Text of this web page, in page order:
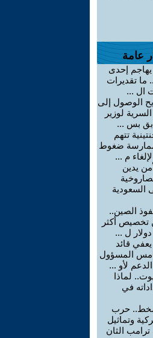
عامة
يهاجم إحدى
ما تقديرات
ال ...
الوصول إلى
لوزير
بس ...
تتهم
ضغوط
م ...
يدين
السعودية
الصين..
تخصيص أكثر
ل ...
يعفي قائد
المسؤول
لأو ...
لماذا
في
حرب
وتماثيل
ترامب الثان